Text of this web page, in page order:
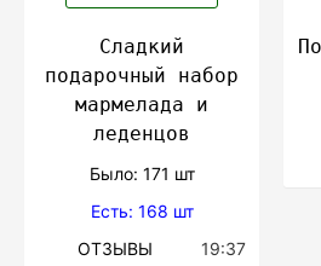
Сладкий
подарочный набор
мармелада и
леденцов
Было: 171 шт
Есть: 168 шт
ОТЗЫВЫ
19:37